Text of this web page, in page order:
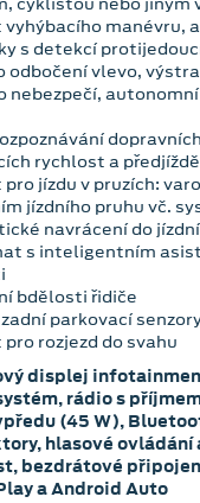
manévru,
s detekcí
odbočení vlevo,
nebezpečí,
rychlost a
jízdu v pruzích:
jízdního pruhu vč.
navrácení do
s inteligentním
bdělosti řidiče
parkovací
rozjezd do svahu
displej
rádio s
(45 W),
hlasové ovládání
bezdrátové
a Android Auto